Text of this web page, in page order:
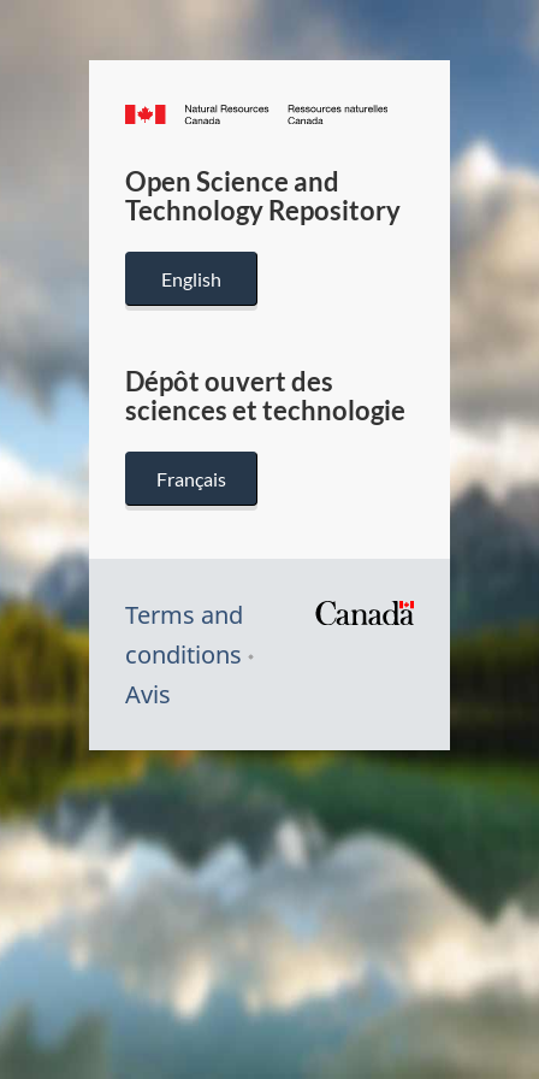
Canada.ca
/
Canada
Open Science and
Technology Repository
English
Dépôt ouvert des
sciences et technologie
Français
Terms and
conditions
Avis
Symbole
du